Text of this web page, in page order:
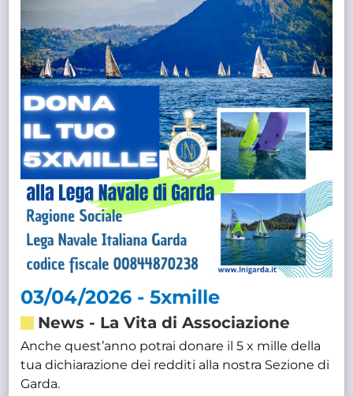
03/04/2026 - 5xmille
News - La Vita di Associazione
Anche quest’anno potrai donare il 5 x mille della
tua dichiarazione dei redditi alla nostra Sezione di
Garda.